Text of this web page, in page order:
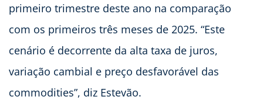
primeiro trimestre deste ano na comparação
com os primeiros três meses de 2025. “Este
cenário é decorrente da alta taxa de juros,
variação cambial e preço desfavorável das
commodities”, diz Estevão.